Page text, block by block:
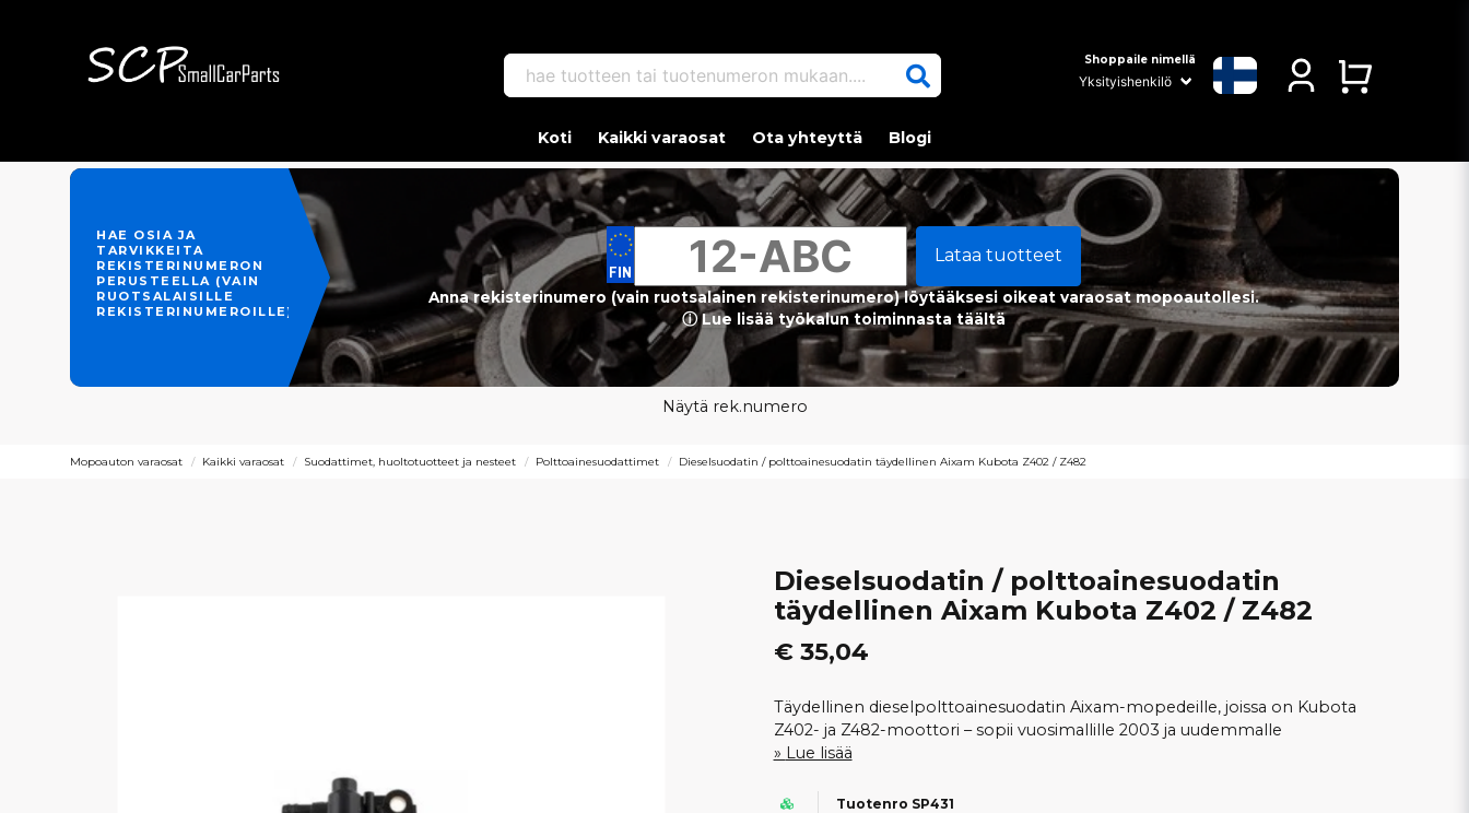
hae tuotteen tai tuotenumeron mukaan.... Shoppaile nimellä
Koti Kaikki varaosat Ota yhteyttä Blogi
HAE OSIA JA
TARVIKKEITA
REKISTERINUMERON
PERUSTEELLA (VAIN
RUOTSALAISILLE
REKISTERINUMEROILLE)
Lataa tuotteet
Anna rekisterinumero (vain ruotsalainen rekisterinumero) löytääksesi oikeat varaosat mopoautollesi.
ⓘ Lue lisää työkalun toiminnasta täältä
Näytä rek.numero
Mopoauton varaosat Kaikki varaosat Suodattimet, huoltotuotteet ja nesteet Polttoainesuodattimet Dieselsuodatin / polttoainesuodatin täydellinen Aixam Kubota Z402 / Z482
Dieselsuodatin / polttoainesuodatin
täydellinen Aixam Kubota Z402 / Z482
€ 35,04
Täydellinen dieselpolttoainesuodatin Aixam-mopedeille, joissa on Kubota
Z402- ja Z482-moottori – sopii vuosimallille 2003 ja uudemmalle
Lue lisää
Tuotenro SP431